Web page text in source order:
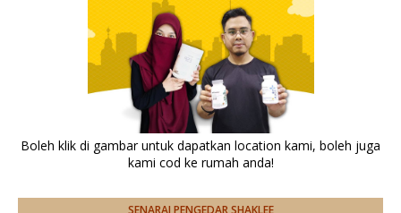
Boleh klik di gambar untuk dapatkan location kami, boleh juga
kami cod ke rumah anda!
SENARAI PENGEDAR SHAKLEE